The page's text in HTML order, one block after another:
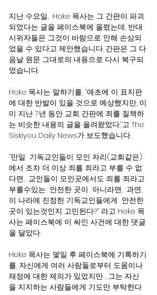
지난 수요일,  Hoke 목사는 그 간판이 파괴
되었다는 글을 페이스북에 올렸는데, 반대
시위자들은 그것이 바람으로 인해 손상되
었을 수 있다고 제안했습니다. 간판은 그 다
음날 원문 그대로의 내용으로 다시 복구되
었습니다.
Hoke 목사는 말하기를, “애초에 이 표지판
에 대한 반발이 있을 것으로 예상했지만, 이
미 지난 7년 동안 교회 간판에 죄를 질책하
는 비슷한 내용의 글을 올려왔었다.”고 The
Siskiyou Daily News가 보도했습니다.
“만일  기독교인들이 모인 자리(교회같은)
에서 조차 더 이상 죄를 죄라고 부를 수 없
다면,  교인들이 모인곳에서도 죄를 죄라고
부를수있는  안전한 곳이  아니라면,  과연,
이 나라에 진정한 기독교인들에게  안전한
곳이 있는것인지 고민된다?” 라고 Hoke 목
사는 페이스북에 이 싸인 사건에 대한 댓글
을 달았다.
Hoke 목사는 몇일 후 페이스북에 기록하기
를, 자신에게 여러 사람들로부터 도움이나
재정에 대한 제의가 있었지만 , 그는 자신
을 지지하는 사람들에게 기도만 부탁한다